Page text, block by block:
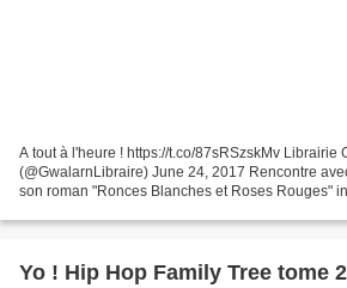
A tout à l'heure ! https://t.co/87sRSzskMv Librairie
(@GwalarnLibraire) June 24, 2017 Rencontre
son roman "Ronces Blanches et Roses Rouges"
Yo ! Hip Hop Family Tree tome